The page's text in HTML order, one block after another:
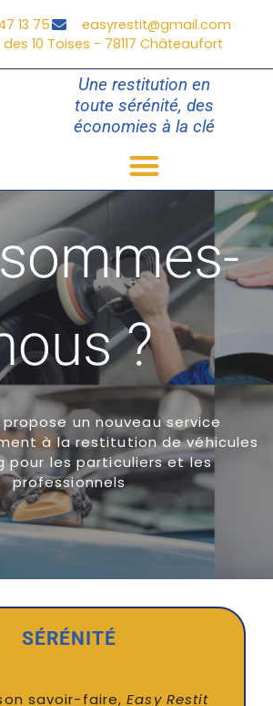
13 75
easyrestit@gmail.com
10 Toises - 78117 Châteaufort
Une restitution en
toute sérénité, des
économies à la clé
?
un nouveau service
à la restitution de véhicules
pour les particuliers et les
professionnels
SÉRÉNITÉ
savoir-faire,Easy Restit